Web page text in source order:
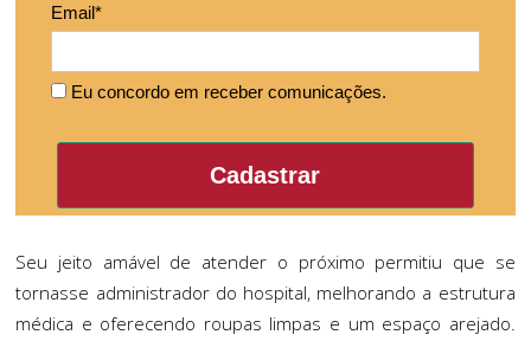
Email*
Eu concordo em receber comunicações.
Cadastrar
Seu jeito amável de atender o próximo permitiu que se
tornasse administrador do hospital, melhorando a estrutura
médica e oferecendo roupas limpas e um espaço arejado.